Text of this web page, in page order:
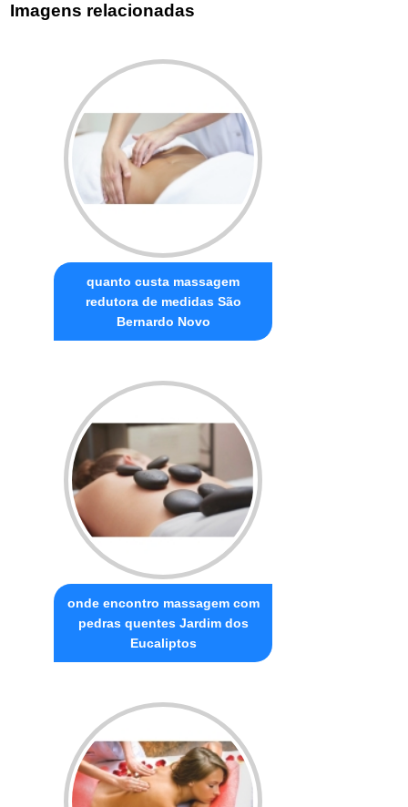
Imagens relacionadas
quanto custa massagem
redutora de medidas São
Bernardo Novo
onde encontro massagem com
pedras quentes Jardim dos
Eucaliptos